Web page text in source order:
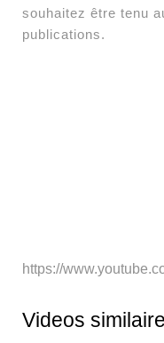
souhaitez être tenu
publications.
https://
Videos